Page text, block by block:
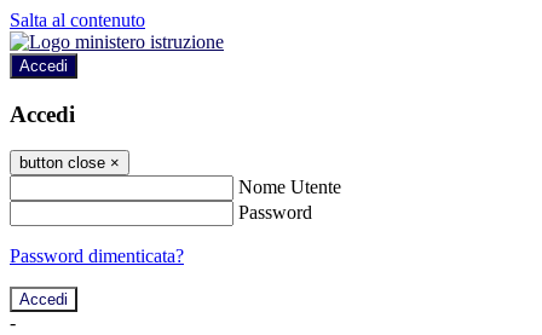
Salta al contenuto
Accedi
Accedi
button close ×
Nome Utente
Password
Password dimenticata?
-